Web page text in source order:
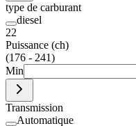
type de carburant
diesel
22
Puissance (ch)
(176 - 241)
Min
Transmission
Automatique